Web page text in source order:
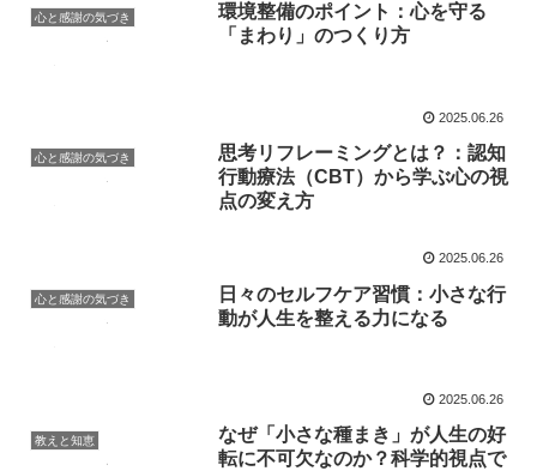
心と感謝の気づき
環境整備のポイント：心を守る
「まわり」のつくり方
2025.06.26
心と感謝の気づき
思考リフレーミングとは？：認知
行動療法（CBT）から学ぶ心の視
点の変え方
2025.06.26
心と感謝の気づき
日々のセルフケア習慣：小さな行
動が人生を整える力になる
2025.06.26
教えと知恵
なぜ「小さな種まき」が人生の好
転に不可欠なのか？科学的視点で